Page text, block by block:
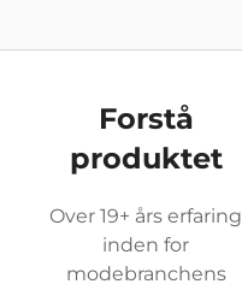
Forstå
produktet
Over 19+ års erfaring
inden for
modebranchens